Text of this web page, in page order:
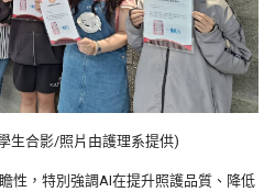
生合影/照片由護理系提供)
性，特別強調AI在提升照護品質、降低